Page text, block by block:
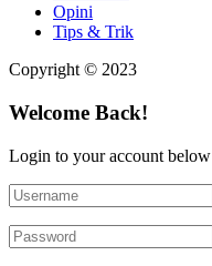
Opini
Tips & Trik
Copyright © 2023
Welcome Back!
Login to your account below